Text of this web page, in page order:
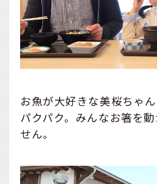
お魚が大好きな美桜ちゃ
パクパク。みんなお箸を
せん。